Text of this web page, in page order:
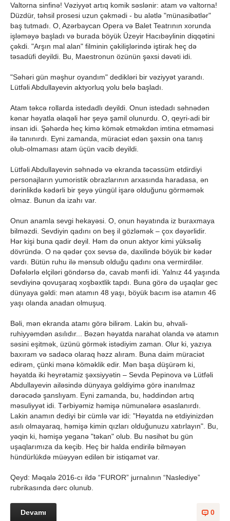
Valtorna sinfinə! Vəziyyət artıq komik səslənir: atam və valtorna!
Düzdür, təhsil prosesi uzun çəkmədi - bu alətlə "münasibətlər"
baş tutmadı. O, Azərbaycan Opera və Balet Teatrının xorunda
işləməyə başladı və burada böyük Üzeyir Hacıbəylinin diqqətini
çəkdi. "Arşın mal alan" filminin çəkilişlərində iştirak heç də
təsadüfi deyildi. Bu, Maestronun özünün şəxsi dəvəti idi.
"Səhəri gün məşhur oyandım" dedikləri bir vəziyyət yarandı.
Lütfəli Abdullayevin aktyorluq yolu belə başladı.
Atam təkcə rollarda istedadlı deyildi. Onun istedadı səhnədən
kənar həyatla əlaqəli hər şeyə şamil olunurdu. O, qeyri-adi bir
insan idi. Şəhərdə heç kimə kömək etməkdən imtina etməməsi
ilə tanınırdı. Eyni zamanda, müraciət edən şəxsin ona tanış
olub-olmaması atam üçün vacib deyildi.
Lütfəli Abdullayevin səhnədə və ekranda təcəssüm etdirdiyi
personajların yumoristik obrazlarının arxasında haradasa, ən
dərinlikdə kədərli bir şeyə yüngül işarə olduğunu görməmək
olmaz. Bunun da izahı var.
Onun anamla sevgi hekayəsi. O, onun həyatında iz buraxmaya
bilməzdi. Sevdiyin qadını on beş il gözləmək – çox dəyərlidir.
Hər kişi buna qadir deyil. Həm də onun aktyor kimi yüksəliş
dövründə. O nə qədər çox sevsə də, daxilində böyük bir kədər
vardı. Bütün ruhu ilə mənsub olduğu qadını ona vermirdilər.
Dəfələrlə elçiləri göndərsə də, cavab mənfi idi. Yalnız 44 yaşında
sevdiyinə qovuşaraq xoşbəxtlik tapdı. Buna görə də uşaqlar gec
dünyaya gəldi: mən atamın 48 yaşı, böyük bacım isə atamın 46
yaşı olanda anadan olmuşuq.
Bəli, mən ekranda atamı görə bilirəm. Lakin bu, əhvali-
ruhiyyəmdən asılıdır... Bəzən həyatda narahat olanda və atamın
səsini eşitmək, üzünü görmək istədiyim zaman. Olur ki, yazıya
baxıram və sadəcə olaraq həzz alıram. Buna daim müraciət
edirəm, çünki mənə köməklik edir. Mən başa düşürəm ki,
həyatda iki heyrətamiz şəxsiyyətin – Sevda Pepinova və Lütfəli
Abdullayevin ailəsində dünyaya gəldiyimə görə inanılmaz
dərəcədə şanslıyam. Eyni zamanda, bu, həddindən artıq
məsuliyyət idi. Tərbiyəmiz həmişə nümunələrə əsaslanırdı.
Lakin anamın dediyi bir cümlə var idi: "Həyatda nə etdiyinizdən
asılı olmayaraq, həmişə kimin qızları olduğunuzu xatırlayın". Bu,
yəqin ki, həmişə yeganə "təkan" olub. Bu nəsihət bu gün
uşaqlarımıza da keçib. Heç bir halda endirilə bilməyən
hündürlükdə müəyyən edilən bir istiqamət var.
Qeyd: Məqalə 2016-cı ildə “FUROR” jurnalının “Naslediye”
rubrikasında dərc olunub.
0
Devamı